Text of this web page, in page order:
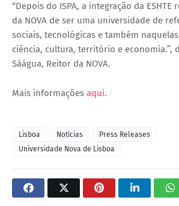
“Depois do ISPA, a integração da ESHTE
da NOVA de ser uma universidade de
sociais, tecnológicas e também
ciência, cultura, território e economia.”,
Sàágua, Reitor da NOVA.
Mais informações aqui.
Lisboa Notícias
Press Releases
Universidade Nova de Lisboa